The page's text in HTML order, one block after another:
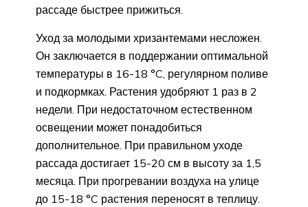
рассаде быстрее прижиться.
Уход за молодыми хризантемами несложен.
Он заключается в поддержании оптимальной
температуры в 16-18 °C, регулярном поливе
и подкормках. Растения удобряют 1 раз в 2
недели. При недостаточном естественном
освещении может понадобиться
дополнительное. При правильном уходе
рассада достигает 15-20 см в высоту за 1,5
месяца. При прогревании воздуха на улице
до 15-18 °C растения переносят в теплицу.